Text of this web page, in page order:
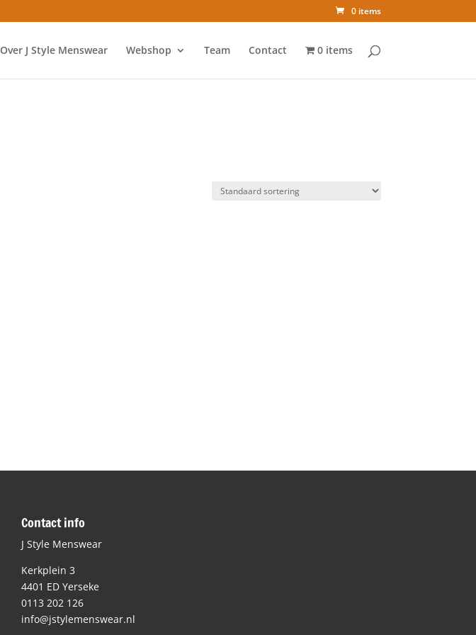
0 items
Over J Style Menswear Webshop Team Contact 0 items
Contact info
J Style Menswear
Kerkplein 3
4401 ED Yerseke
0113 202 126
info@jstylemenswear.nl